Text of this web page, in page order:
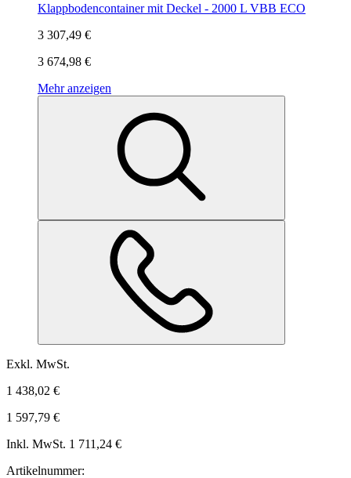
Klappbodencontainer mit Deckel - 2000 L VBB ECO
3 307,49 €
3 674,98 €
Mehr anzeigen
Exkl. MwSt.
1 438,02 €
1 597,79 €
Inkl. MwSt. 1 711,24 €
Artikelnummer: